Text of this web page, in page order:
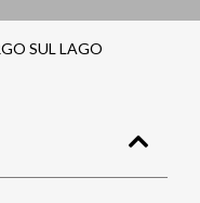
SUL LAGO